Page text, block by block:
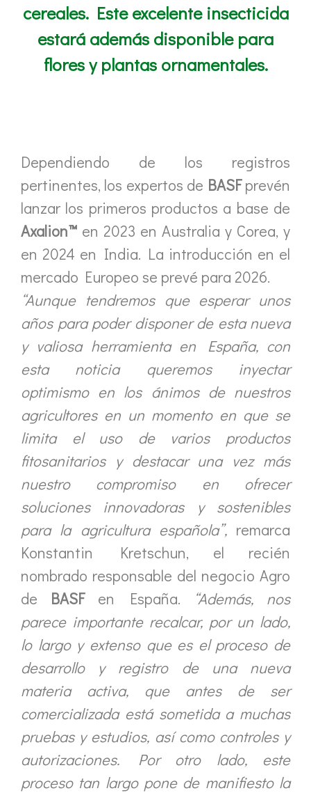
cereales. Este excelente insecticida
estará además disponible para
flores y plantas ornamentales.
Dependiendo de los registros
pertinentes, los expertos de BASFprevén
lanzar los primeros productos a base de
Axalion™ en 2023 en Australia y Corea, y
en 2024 en India. La introducción en el
mercado Europeo se prevé para 2026.
“Aunque tendremos que esperar unos
años para poder disponer de esta nueva
y valiosa herramienta en España, con
esta noticia queremos inyectar
optimismo en los ánimos de nuestros
agricultores en un momento en que se
limita el uso de varios productos
fitosanitarios y destacar una vez más
nuestro compromiso en ofrecer
soluciones innovadoras y sostenibles
para la agricultura española”,remarca
Konstantin Kretschun, el recién
nombrado responsable del negocio Agro
de BASFen España. “Además, nos
parece importante recalcar, por un lado,
lo largo y extenso que es el proceso de
desarrollo y registro de una nueva
materia activa, que antes de ser
comercializada está sometida a muchas
pruebas y estudios, así como controles y
autorizaciones. Por otro lado, este
proceso tan largo pone de manifiesto la